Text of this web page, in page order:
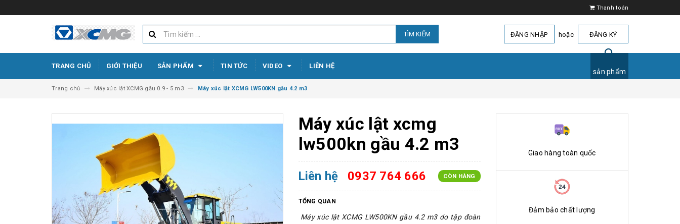
Thanh toán
TÌM KIẾM ĐĂNG NHẬP hoặc ĐĂNG KÝ
TRANG CHỦ GIỚI THIỆU SẢN PHẨM TIN TỨC VIDEO LIÊN HỆ
sản phẩm
Trang chủ Máy xúc lật XCMG gầu 0.9 - 5 m3 Máy xúc lật XCMG LW500KN gầu 4.2 m3
Máy xúc lật xcmg
lw500kn gầu 4.2 m3
Liên hệ 0937 764 666 CÒN HÀNG
TỔNG QUAN
Máy xúc lật XCMG LW500KN gầu 4.2 m3 do tập đoàn
Giao hàng toàn quốc
Đảm bảo chất lượng